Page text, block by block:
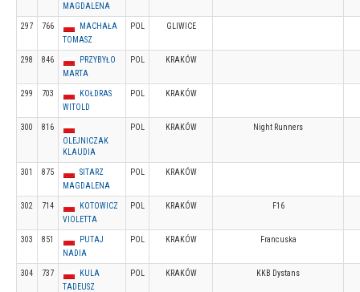
MAGDALENA
297 766
MACHAŁA
TOMASZ
POL GLIWICE
298 846
PRZYBYŁO
MARTA
POL KRAKÓW
299 703
KOŁDRAS
WITOLD
POL KRAKÓW
300
816
OLEJNICZAK
KLAUDIA
POL KRAKÓW Night Runners
301 875
SITARZ
MAGDALENA
POL KRAKÓW
302 714
KOTOWICZ
VIOLETTA
POL KRAKÓW F16
303 851
PUTAJ
NADIA
POL KRAKÓW Francuska
304 737
KULA
TADEUSZ
POL KRAKÓW KKB Dystans